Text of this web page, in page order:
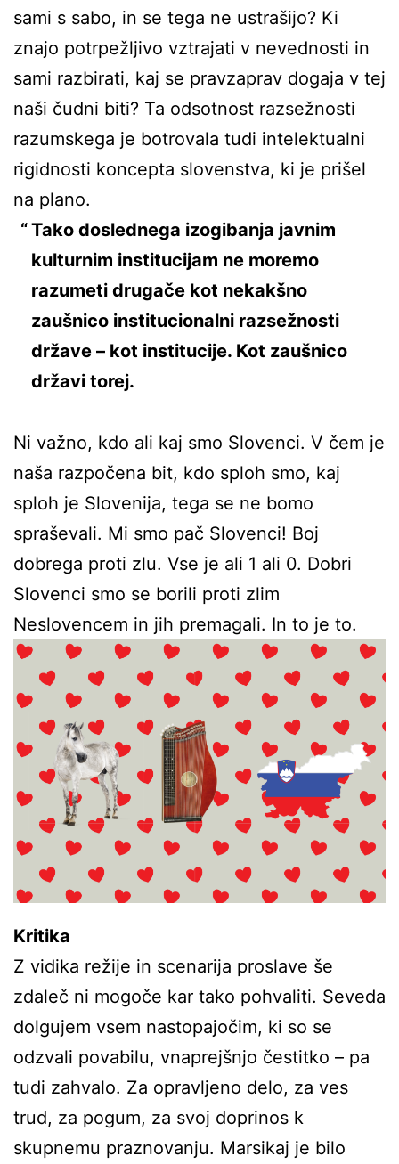
sami s sabo, in se tega ne ustrašijo? Ki
znajo potrpežljivo vztrajati v nevednosti in
sami razbirati, kaj se pravzaprav dogaja v tej
naši čudni biti? Ta odsotnost razsežnosti
razumskega je botrovala tudi intelektualni
rigidnosti koncepta slovenstva, ki je prišel
na plano.
Tako doslednega izogibanja javnim
kulturnim institucijam ne moremo
razumeti drugače kot nekakšno
zaušnico institucionalni razsežnosti
države – kot institucije. Kot zaušnico
državi torej.
Ni važno, kdo ali kaj smo Slovenci. V čem je
naša razpočena bit, kdo sploh smo, kaj
sploh je Slovenija, tega se ne bomo
spraševali. Mi smo pač Slovenci! Boj
dobrega proti zlu. Vse je ali 1 ali 0. Dobri
Slovenci smo se borili proti zlim
Neslovencem in jih premagali. In to je to.
Kritika
Z vidika režije in scenarija proslave še
zdaleč ni mogoče kar tako pohvaliti. Seveda
dolgujem vsem nastopajočim, ki so se
odzvali povabilu, vnaprejšnjo čestitko – pa
tudi zahvalo. Za opravljeno delo, za ves
trud, za pogum, za svoj doprinos k
skupnemu praznovanju. Marsikaj je bilo